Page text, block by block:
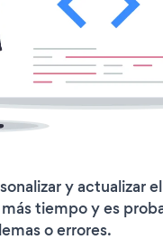
y actualizar
tiempo y es
o errores.